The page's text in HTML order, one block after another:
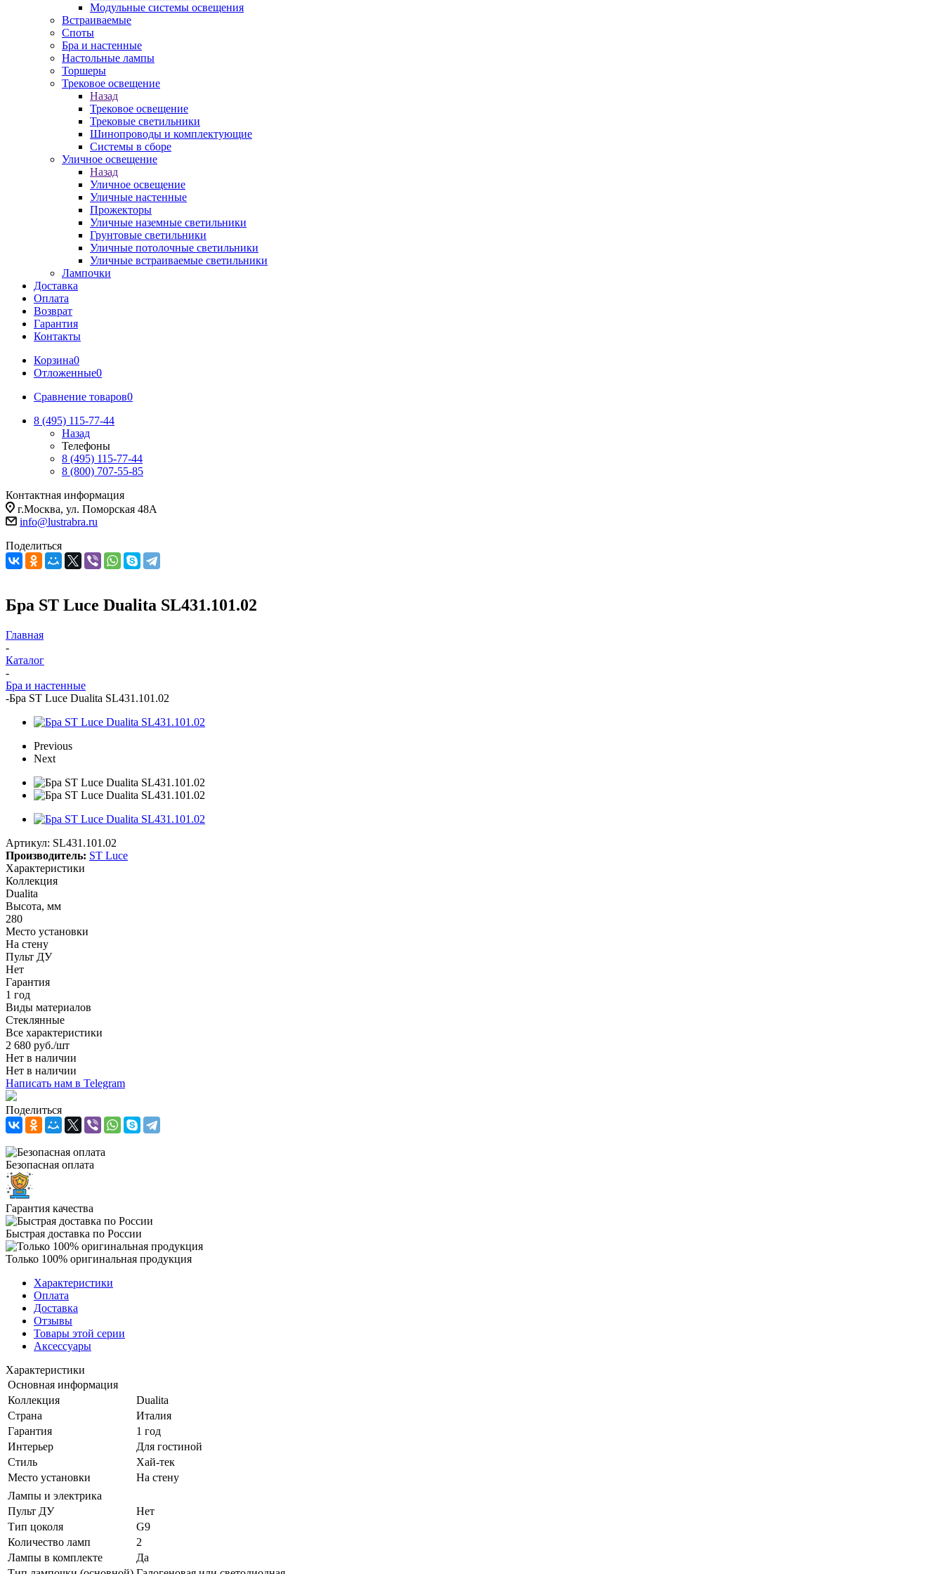
Модульные системы освещения
Встраиваемые
Споты
Бра и настенные
Настольные лампы
Торшеры
Трековое освещение
Назад
Трековое освещение
Трековые светильники
Шинопроводы и комплектующие
Системы в сборе
Уличное освещение
Назад
Уличное освещение
Уличные настенные
Прожекторы
Уличные наземные светильники
Грунтовые светильники
Уличные потолочные светильники
Уличные встраиваемые светильники
Лампочки
Доставка
Оплата
Возврат
Гарантия
Контакты
Корзина0
Отложенные0
Сравнение товаров0
8 (495) 115-77-44
Назад
Телефоны
8 (495) 115-77-44
8 (800) 707-55-85
Контактная информация
г.Москва, ул. Поморская 48А
info@lustrabra.ru
Поделиться
Бра ST Luce Dualita SL431.101.02
Главная
-
Каталог
-
Бра и настенные
-Бра ST Luce Dualita SL431.101.02
Previous
Next
Артикул: SL431.101.02
Производитель: ST Luce
Характеристики
Коллекция
Dualita
Высота, мм
280
Место установки
На стену
Пульт ДУ
Нет
Гарантия
1 год
Виды материалов
Стеклянные
Все характеристики
2 680 руб./шт
Нет в наличии
Нет в наличии
Написать нам в Telegram
Поделиться
Безопасная оплата
Гарантия качества
Быстрая доставка по России
Только 100% оригинальная продукция
Характеристики
Оплата
Доставка
Отзывы
Товары этой серии
Аксессуары
Характеристики
Основная информация
Коллекция
Dualita
Страна
Италия
Гарантия
1 год
Интерьер
Для гостиной
Стиль
Хай-тек
Место установки
На стену
Лампы и электрика
Пульт ДУ
Нет
Тип цоколя
G9
Количество ламп
2
Лампы в комплекте
Да